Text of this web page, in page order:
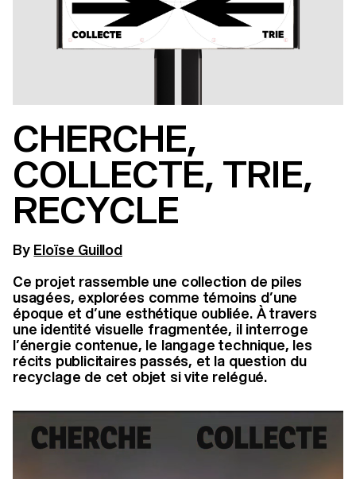
CHERCHE,
COLLECTE, TRIE,
RECYCLE
By Eloïse Guillod
Ce projet rassemble une collection de piles
usagées, explorées comme témoins d’une
époque et d’une esthétique oubliée. À travers
une identité visuelle fragmentée, il interroge
l’énergie contenue, le langage technique, les
récits publicitaires passés, et la question du
recyclage de cet objet si vite relégué.